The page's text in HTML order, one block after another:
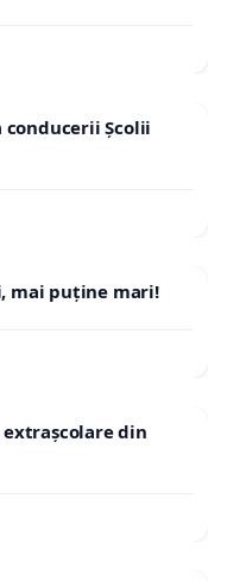
Școlii
mai puține mari!
din